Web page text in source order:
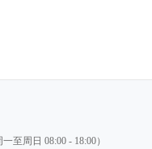
一至周日 08:00 - 18:00）